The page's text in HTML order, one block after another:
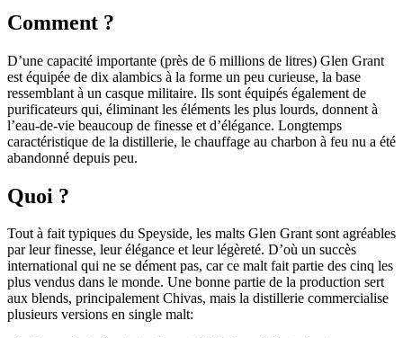
Comment ?
D’une capacité importante (près de 6 millions de litres) Glen Grant
est équipée de dix alambics à la forme un peu curieuse, la base
ressemblant à un casque militaire. Ils sont équipés également de
purificateurs qui, éliminant les éléments les plus lourds, donnent à
l’eau-de-vie beaucoup de finesse et d’élégance. Longtemps
caractéristique de la distillerie, le chauffage au charbon à feu nu a été
abandonné depuis peu.
Quoi ?
Tout à fait typiques du Speyside, les malts Glen Grant sont agréables
par leur finesse, leur élégance et leur légèreté. D’où un succès
international qui ne se dément pas, car ce malt fait partie des cinq les
plus vendus dans le monde. Une bonne partie de la production sert
aux blends, principalement Chivas, mais la distillerie commercialise
plusieurs versions en single malt: